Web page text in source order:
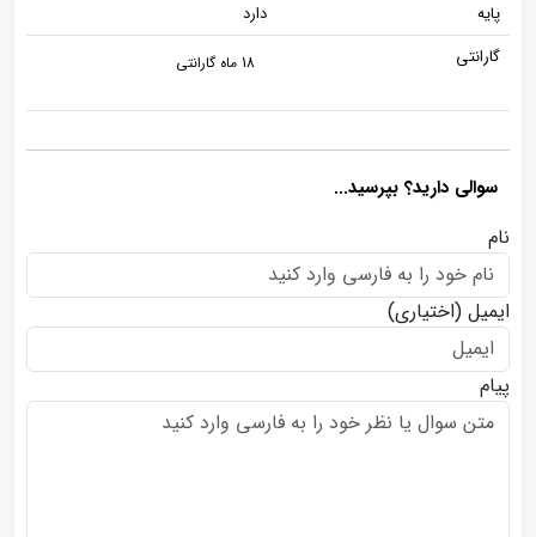
پایه
دارد
گارانتی
18 ماه گارانتی
سوالی دارید؟ بپرسید...
نام
ایمیل (اختیاری)
پیام